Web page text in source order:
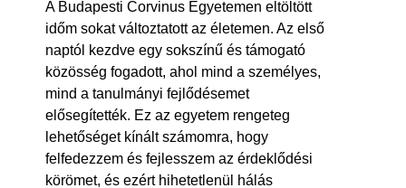
A Budapesti Corvinus Egyetemen eltöltött
időm sokat változtatott az életemen. Az első
naptól kezdve egy sokszínű és támogató
közösség fogadott, ahol mind a személyes,
mind a tanulmányi fejlődésemet
elősegítették. Ez az egyetem rengeteg
lehetőséget kínált számomra, hogy
felfedezzem és fejlesszem az érdeklődési
körömet, és ezért hihetetlenül hálás